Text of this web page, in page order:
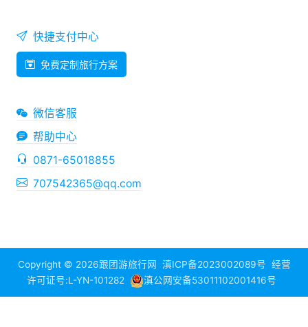
快捷支付中心
免费定制旅行方案
微信客服
帮助中心
0871-65018855
707542365@qq.com
Copyright © 2026跟团游旅行网 滇ICP备2023002089号 经营
许可证号:L-YN-101282
滇公网安备53011102001416号